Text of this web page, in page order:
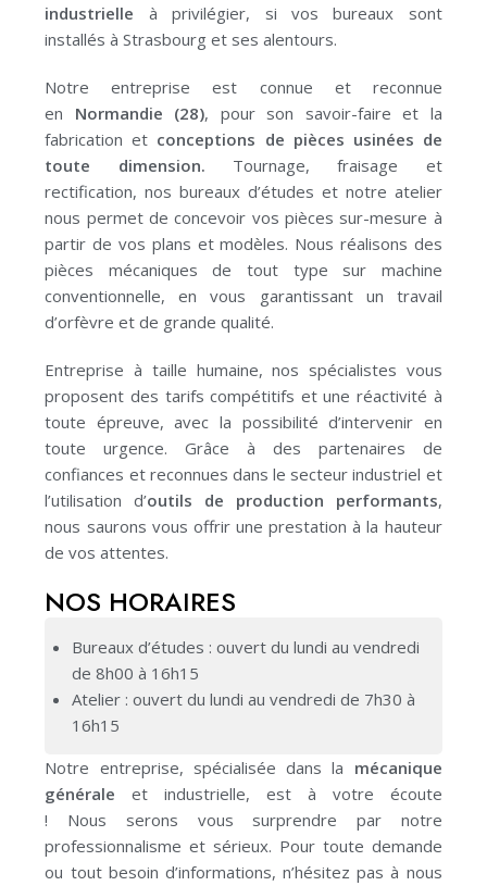
industrielle à privilégier, si vos bureaux sont
installés à Strasbourg et ses alentours.
Notre entreprise est connue et reconnue
en Normandie (28), pour son savoir-faire et la
fabrication et conceptions de pièces usinées de
toute dimension. Tournage, fraisage et
rectification, nos bureaux d’études et notre atelier
nous permet de concevoir vos pièces sur-mesure à
partir de vos plans et modèles. Nous réalisons des
pièces mécaniques de tout type sur machine
conventionnelle, en vous garantissant un travail
d’orfèvre et de grande qualité.
Entreprise à taille humaine, nos spécialistes vous
proposent des tarifs compétitifs et une réactivité à
toute épreuve, avec la possibilité d’intervenir en
toute urgence. Grâce à des partenaires de
confiances et reconnues dans le secteur industriel et
l’utilisation d’outils de production performants,
nous saurons vous offrir une prestation à la hauteur
de vos attentes.
NOS HORAIRES
Bureaux d’études : ouvert du lundi au vendredi
de 8h00 à 16h15
Atelier : ouvert du lundi au vendredi de 7h30 à
16h15
Notre entreprise, spécialisée dans la mécanique
générale et industrielle, est à votre écoute
! Nous serons vous surprendre par notre
professionnalisme et sérieux. Pour toute demande
ou tout besoin d’informations, n’hésitez pas à nous